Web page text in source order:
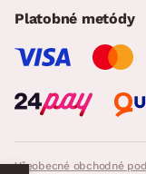
Všeobecné obchodné
Platobné metódy